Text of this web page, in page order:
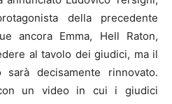
della precedente
ancora Emma, Hell Raton,
al tavolo dei giudici, ma il
sarà decisamente rinnovato.
con un video in cui i giudici